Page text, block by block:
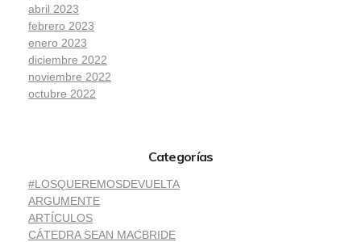
abril 2023
febrero 2023
enero 2023
diciembre 2022
noviembre 2022
octubre 2022
Categorías
#LOSQUEREMOSDEVUELTA
ARGUMENTE
ARTÍCULOS
CÁTEDRA SEAN MACBRIDE